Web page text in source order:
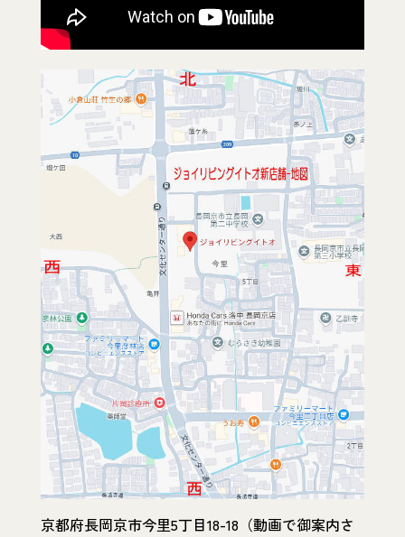
京都府長岡京市今里5丁目18-18（動画で御案内さ